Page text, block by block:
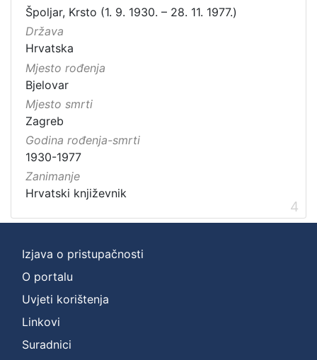
Špoljar, Krsto (1. 9. 1930. – 28. 11. 1977.)
Država
Hrvatska
Mjesto rođenja
Bjelovar
Mjesto smrti
Zagreb
Godina rođenja-smrti
1930-1977
Zanimanje
Hrvatski književnik
4
Izjava o pristupačnosti
O portalu
Uvjeti korištenja
Linkovi
Suradnici